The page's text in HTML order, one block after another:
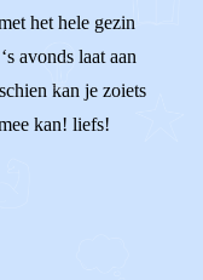
het hele gezin
avonds laat aan
kan je zoiets
kan! liefs!